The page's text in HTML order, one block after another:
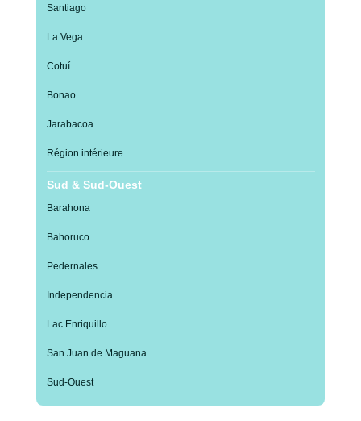
Santiago
La Vega
Cotuí
Bonao
Jarabacoa
Région intérieure
Sud & Sud-Ouest
Barahona
Bahoruco
Pedernales
Independencia
Lac Enriquillo
San Juan de Maguana
Sud-Ouest